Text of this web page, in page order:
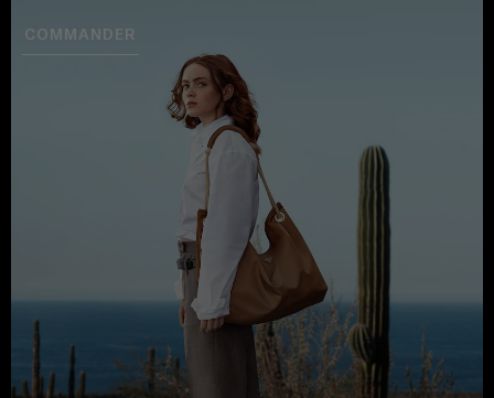
COMMANDER